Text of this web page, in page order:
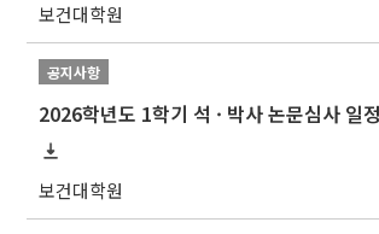
보건대학원
공지사항
보건대학원